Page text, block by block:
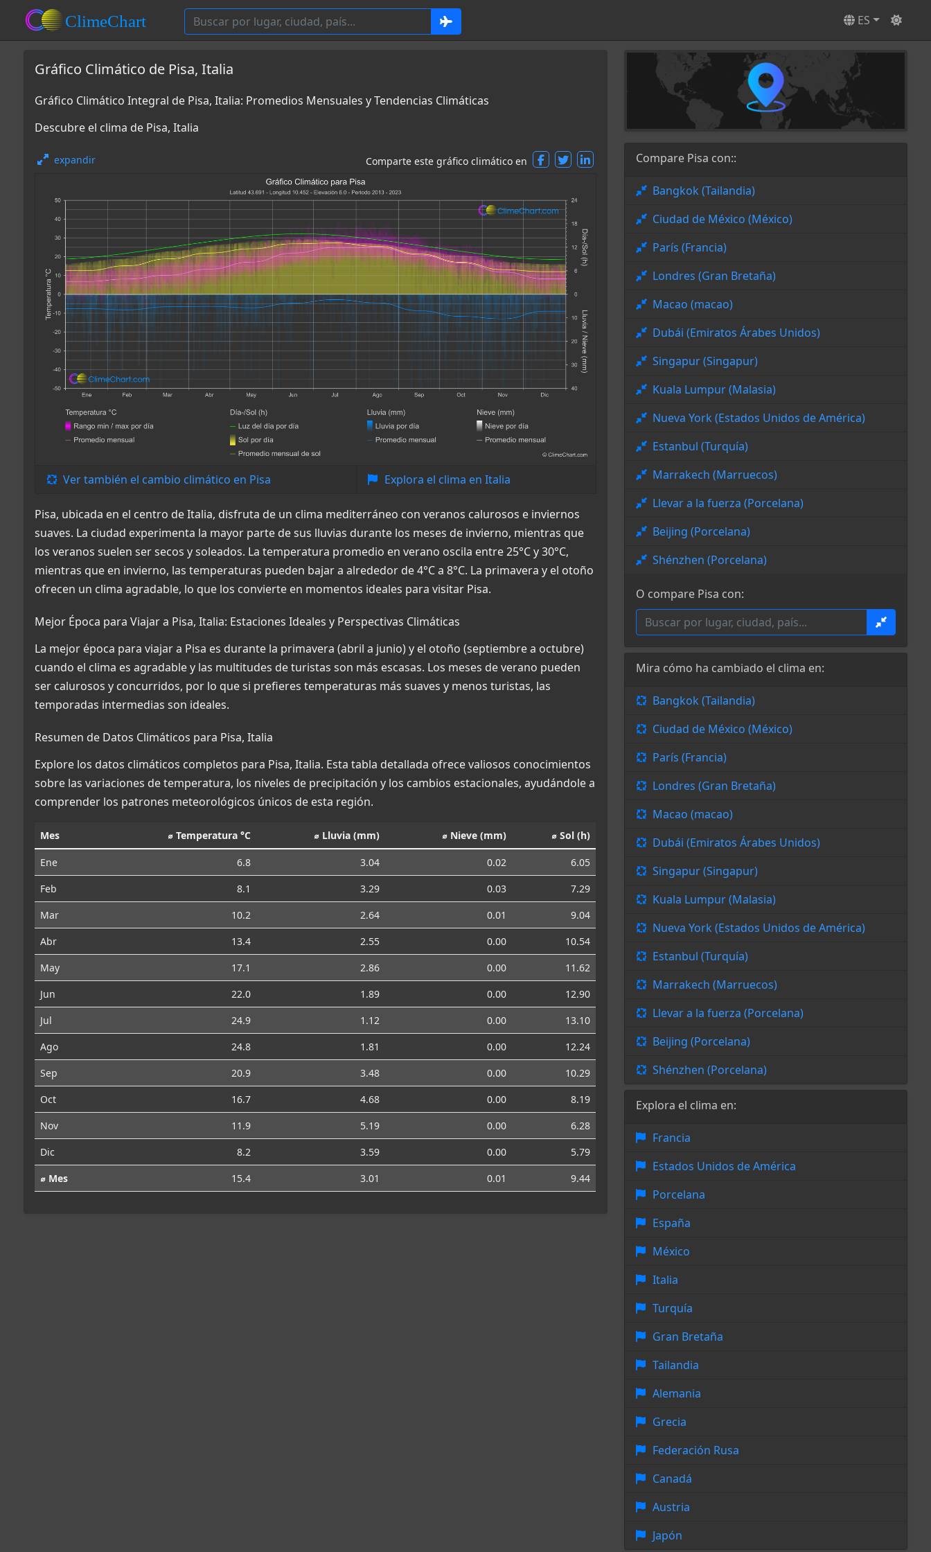
ES
Gráfico Climático de Pisa, Italia
Gráfico Climático Integral de Pisa, Italia: Promedios Mensuales y Tendencias Climáticas
Descubre el clima de Pisa, Italia
expandir Comparte este gráfico climático en
Ver también el cambio climático en Pisa Explora el clima en Italia
Pisa, ubicada en el centro de Italia, disfruta de un clima mediterráneo con veranos calurosos e inviernos
suaves. La ciudad experimenta la mayor parte de sus lluvias durante los meses de invierno, mientras que
los veranos suelen ser secos y soleados. La temperatura promedio en verano oscila entre 25°C y 30°C,
mientras que en invierno, las temperaturas pueden bajar a alrededor de 4°C a 8°C. La primavera y el otoño
ofrecen un clima agradable, lo que los convierte en momentos ideales para visitar Pisa.
Mejor Época para Viajar a Pisa, Italia: Estaciones Ideales y Perspectivas Climáticas
La mejor época para viajar a Pisa es durante la primavera (abril a junio) y el otoño (septiembre a octubre)
cuando el clima es agradable y las multitudes de turistas son más escasas. Los meses de verano pueden
ser calurosos y concurridos, por lo que si prefieres temperaturas más suaves y menos turistas, las
temporadas intermedias son ideales.
Resumen de Datos Climáticos para Pisa, Italia
Explore los datos climáticos completos para Pisa, Italia. Esta tabla detallada ofrece valiosos conocimientos
sobre las variaciones de temperatura, los niveles de precipitación y los cambios estacionales, ayudándole a
comprender los patrones meteorológicos únicos de esta región.
Mes ⌀ Temperatura °C ⌀ Lluvia (mm) ⌀ Nieve (mm) ⌀ Sol (h)
Ene 6.8 3.04 0.02
6.05
Feb
8.1 3.29 0.03
7.29
Mar
10.2 2.64 0.01
9.04
Abr
13.4 2.55 0.00
10.54
May
17.1 2.86 0.00
11.62
Jun
22.0 1.89 0.00
12.90
Jul
24.9 1.12 0.00
13.10
Ago
24.8 1.81 0.00
12.24
Sep
20.9 3.48 0.00
10.29
Oct
16.7 4.68 0.00
8.19
Nov
11.9 5.19 0.00
6.28
Dic
8.2 3.59 0.00
5.79
⌀ Mes
15.4 3.01 0.01 9.44
Compare Pisa con::
Bangkok (Tailandia)
Ciudad de México (México)
París (Francia)
Londres (Gran Bretaña)
Macao (macao)
Dubái (Emiratos Árabes Unidos)
Singapur (Singapur)
Kuala Lumpur (Malasia)
Nueva York (Estados Unidos de América)
Estanbul (Turquía)
Marrakech (Marruecos)
Llevar a la fuerza (Porcelana)
Beijing (Porcelana)
Shénzhen (Porcelana)
O compare Pisa con:
Mira cómo ha cambiado el clima en:
Bangkok (Tailandia)
Ciudad de México (México)
París (Francia)
Londres (Gran Bretaña)
Macao (macao)
Dubái (Emiratos Árabes Unidos)
Singapur (Singapur)
Kuala Lumpur (Malasia)
Nueva York (Estados Unidos de América)
Estanbul (Turquía)
Marrakech (Marruecos)
Llevar a la fuerza (Porcelana)
Beijing (Porcelana)
Shénzhen (Porcelana)
Explora el clima en:
Francia
Estados Unidos de América
Porcelana
España
México
Italia
Turquía
Gran Bretaña
Tailandia
Alemania
Grecia
Federación Rusa
Canadá
Austria
Japón